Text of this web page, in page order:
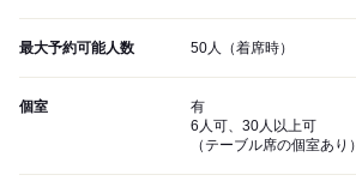
最大予約可能人数 50人（着席時）
個室
有
6人可、30人以上可
（テーブル席の個室あり）